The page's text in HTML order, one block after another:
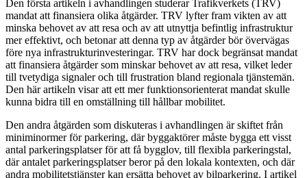
Den första artikeln i avhandlingen studerar Trafikverkets (TRV)
mandat att finansiera olika åtgärder. TRV lyfter fram vikten av att
minska behovet av att resa och av att utnyttja befintlig infrastruktur
mer effektivt, och betonar att denna typ av åtgärder bör övervägas
före nya infrastrukturinvesteringar. TRV har dock begränsat mandat
att finansiera åtgärder som minskar behovet av att resa, vilket leder
till tvetydiga signaler och till frustration bland regionala tjänstemän.
Den här artikeln visar att ett mer funktionsorienterat mandat skulle
kunna bidra till en omställning till hållbar mobilitet.
Den andra åtgärden som diskuteras i avhandlingen är skiftet från
miniminormer för parkering, där byggaktörer måste bygga ett visst
antal parkeringsplatser för att få bygglov, till flexibla parkeringstal,
där antalet parkeringsplatser beror på den lokala kontexten, och där
andra mobilitetstjänster kan ersätta behovet av bilparkering. I artikel